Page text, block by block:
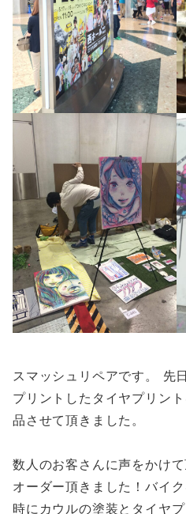
スマッシュリペアです。 先
プリントしたタイヤプリン
品させて頂きました。
数人のお客さんに声をかけ
オーダー頂きました！バイ
時にカウルの塗装とタイヤ